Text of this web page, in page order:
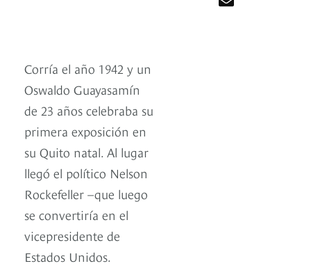
Corría el año 1942 y un
Oswaldo Guayasamín
de 23 años celebraba su
primera exposición en
su Quito natal. Al lugar
llegó el político Nelson
Rockefeller –que luego
se convertiría en el
vicepresidente de
Estados Unidos.